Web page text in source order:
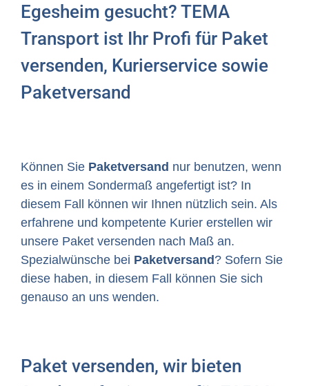
Egesheim gesucht? TEMA
Transport ist Ihr Profi für Paket
versenden, Kurierservice sowie
Paketversand
Können Sie Paketversand nur benutzen, wenn
es in einem Sondermaß angefertigt ist? In
diesem Fall können wir Ihnen nützlich sein. Als
erfahrene und kompetente Kurier erstellen wir
unsere Paket versenden nach Maß an.
Spezialwünsche bei Paketversand ? Sofern Sie
diese haben, in diesem Fall können Sie sich
genauso an uns wenden.
Paket versenden, wir bieten